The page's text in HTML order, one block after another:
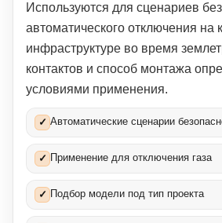
Используются для сценариев
автоматического отключения на
инфраструктуре во время
контактов и способ монтажа
условиями применения.
✓ Автоматические сценарии
✓ Применение для отключения газа
✓ Подбор модели под тип проекта